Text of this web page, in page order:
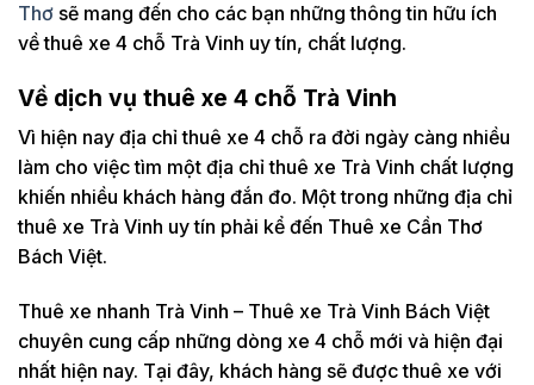
Thơ sẽ mang đến cho các bạn những thông tin hữu ích
về thuê xe 4 chỗ Trà Vinh uy tín, chất lượng.
Về dịch vụ thuê xe 4 chỗ Trà Vinh
Vì hiện nay địa chỉ thuê xe 4 chỗ ra đời ngày càng nhiều
làm cho việc tìm một địa chỉ thuê xe Trà Vinh chất lượng
khiến nhiều khách hàng đắn đo. Một trong những địa chỉ
thuê xe Trà Vinh uy tín phải kể đến Thuê xe Cần Thơ
Bách Việt.
Thuê xe nhanh Trà Vinh – Thuê xe Trà Vinh Bách Việt
chuyên cung cấp những dòng xe 4 chỗ mới và hiện đại
nhất hiện nay. Tại đây, khách hàng sẽ được thuê xe với